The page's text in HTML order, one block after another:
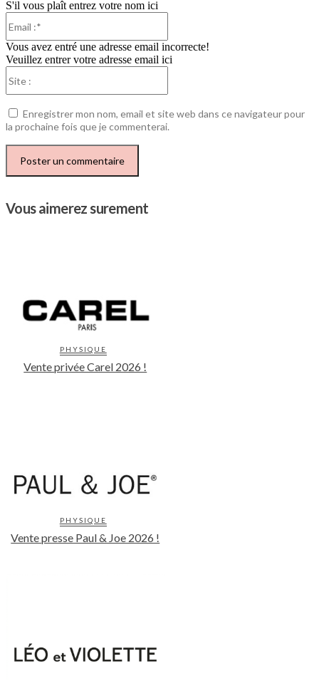
S'il vous plaît entrez votre nom ici
Vous avez entré une adresse email incorrecte!
Veuillez entrer votre adresse email ici
Enregistrer mon nom, email et site web dans ce navigateur pour
la prochaine fois que je commenterai.
Vous aimerez surement
PHYSIQUE
Vente privée Carel 2026 !
PHYSIQUE
Vente presse Paul & Joe 2026 !